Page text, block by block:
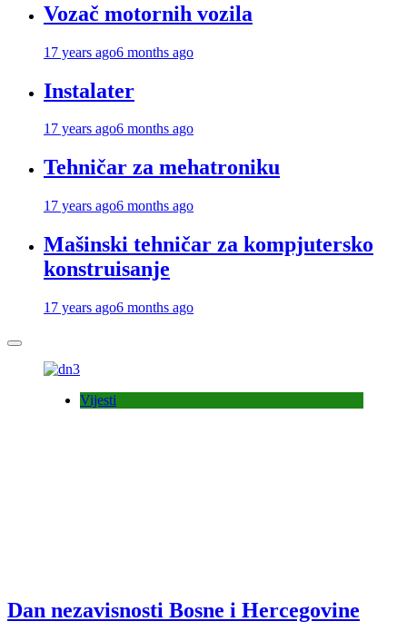
Vozač motornih vozila
17 years ago6 months ago
Instalater
17 years ago6 months ago
Tehničar za mehatroniku
17 years ago6 months ago
Mašinski tehničar za kompjutersko
konstruisanje
17 years ago6 months ago
Vijesti
Dan nezavisnosti Bosne i Hercegovine